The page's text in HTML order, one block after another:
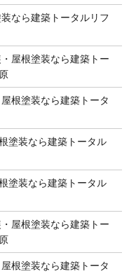
なら建築トータルリフ
屋根塗装なら建築トー
根塗装なら建築トータ
塗装なら建築トータル
塗装なら建築トータル
屋根塗装なら建築トー
根塗装なら建築トータ